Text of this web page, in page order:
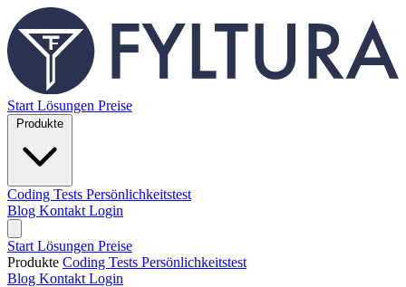
Start Lösungen Preise
Coding Tests Persönlichkeitstest
Blog Kontakt Login
Start Lösungen Preise
Produkte Coding Tests Persönlichkeitstest
Blog Kontakt Login